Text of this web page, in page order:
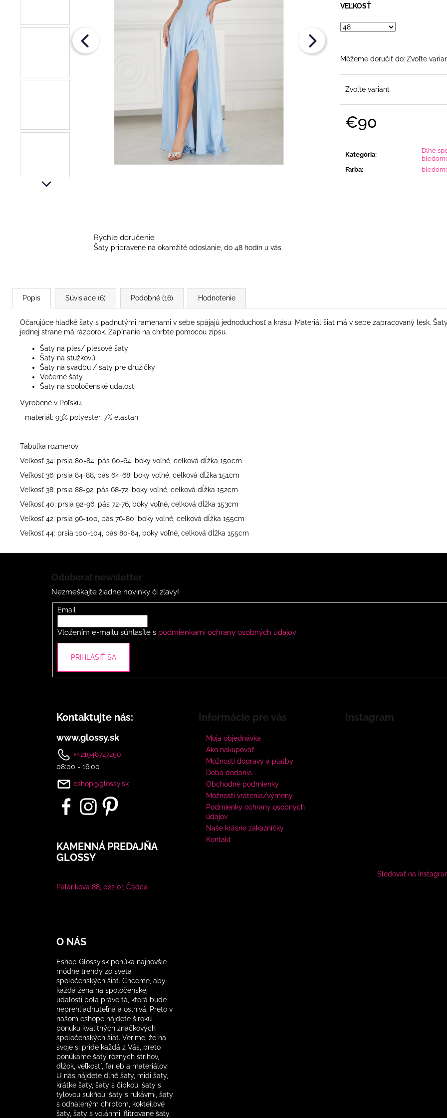
VEĽKOSŤ
Môžeme doručiť do: Zvoľte
Zvoľte variant
€90
Kategória:
Dlhé
Farba:
next
Rýchle doručenie
Šaty pripravené na okamžité odoslanie, do 48 hodín u vás.
Popis Súvisiace (6) Podobné (16) Hodnotenie
Očarujúce hladké šaty s padnutými ramenami v sebe spájajú jednoduchosť a krásu. Materiál šiat má v sebe zapracovaný lesk.
jednej strane má rázporok. Zapínanie na chrbte pomocou zipsu.
Šaty na ples/ plesové šaty
Šaty na stužkovú
Šaty na svadbu / šaty pre družičky
Večerné šaty
Šaty na spoločenské udalosti
Vyrobené v Poľsku.
- materiál: 93% polyester, 7% elastan
Tabuľka rozmerov
Veľkosť 34: prsia 80-84, pás 60-64, boky voľné, celková dĺžka 150cm
Veľkosť 36: prsia 84-88, pás 64-68, boky voľné, celková dĺžka 151cm
Veľkosť 38: prsia 88-92, pás 68-72, boky voľné, celková dĺžka 152cm
Veľkosť 40: prsia 92-96, pás 72-76, boky voľné, celková dĺžka 153cm
Veľkosť 42: prsia 96-100, pás 76-80, boky voľné, celková dĺžka 155cm
Veľkosť 44: prsia 100-104, pás 80-84, boky voľné, celková dĺžka 155cm
Odoberať newsletter
Nezmeškajte žiadne novinky či zľavy!
Email
Vložením e-mailu súhlasíte s podmienkami ochrany osobných údajov
PRIHLÁSIŤ SA
Kontaktujte nás:
www.glossy.sk
+421948727250
08:00 - 16:00
eshop@glossy.sk
KAMENNÁ PREDAJŇA
GLOSSY
Palárikova 88, 022 01 Čadca
Informácie pre vás
Moja objednávka
Ako nakupovať
Možnosti dopravy a platby
Doba dodania
Obchodné podmienky
Možnosti vrátenia/výmeny
Podmienky ochrany osobných
údajov
Naše krásne zákazníčky
Kontakt
Instagram
Sledovať na
O NÁS
Eshop Glossy.sk ponúka najnovšie
módne trendy zo sveta
spoločenských šiat. Chceme, aby
každá žena na spoločenskej
udalosti bola práve tá, ktorá bude
neprehliadnuteľná a oslnivá. Preto v
našom eshope nájdete širokú
ponuku kvalitných značkových
spoločenských šiat. Veríme, že na
svoje si príde každá z Vás, preto
ponúkame šaty rôznych strihov,
dĺžok, veľkostí, farieb a materiálov.
U nás nájdete dlhé šaty, midi šaty,
krátke šaty, šaty s čipkou, šaty s
tylovou sukňou, šaty s rukávmi, šaty
s odhaleným chrbtom, kokteilové
šaty, šaty s volánmi, flitrované šaty,